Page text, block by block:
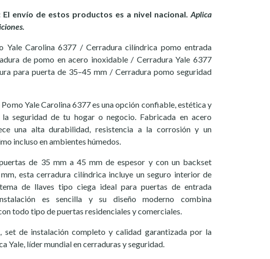
El envío de estos productos es a nivel nacional. Aplica
Yale Carolina 6377 / Cerradura cilíndrica pomo entrada
de pomo en acero inoxidable / Cerradura Yale 6377
para puerta de 35–45 mm / Cerradura pomo seguridad
Pomo Yale Carolina 6377 es una opción confiable, estética y
seguridad de tu hogar o negocio. Fabricada en acero
una alta durabilidad, resistencia a la corrosión y un
incluso en ambientes húmedos.
de 35 mm a 45 mm de espesor y con un backset
esta cerradura cilíndrica incluye un seguro interior de
de llaves tipo ciega ideal para puertas de entrada
es sencilla y su diseño moderno combina
todo tipo de puertas residenciales y comerciales.
set de instalación completo y calidad garantizada por la
Yale, líder mundial en cerraduras y seguridad.